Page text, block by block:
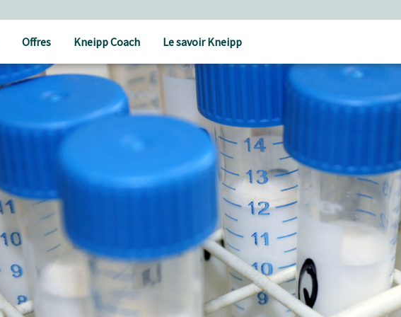
Offres Kneipp Coach Le savoir Kneipp